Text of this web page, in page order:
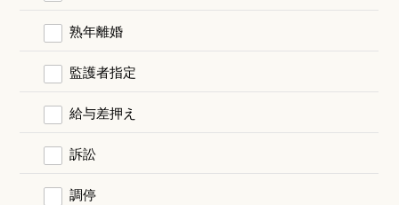
熟年離婚
監護者指定
給与差押え
訴訟
調停